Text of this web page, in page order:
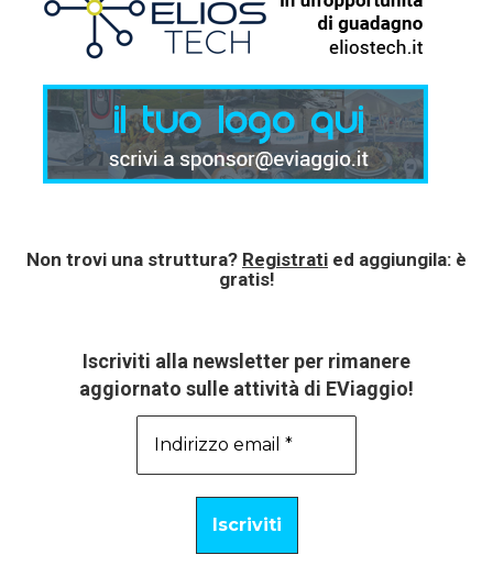
Non trovi una struttura? Registrati ed aggiungila: è
gratis!
Iscriviti alla newsletter per rimanere
aggiornato sulle attività di EViaggio!